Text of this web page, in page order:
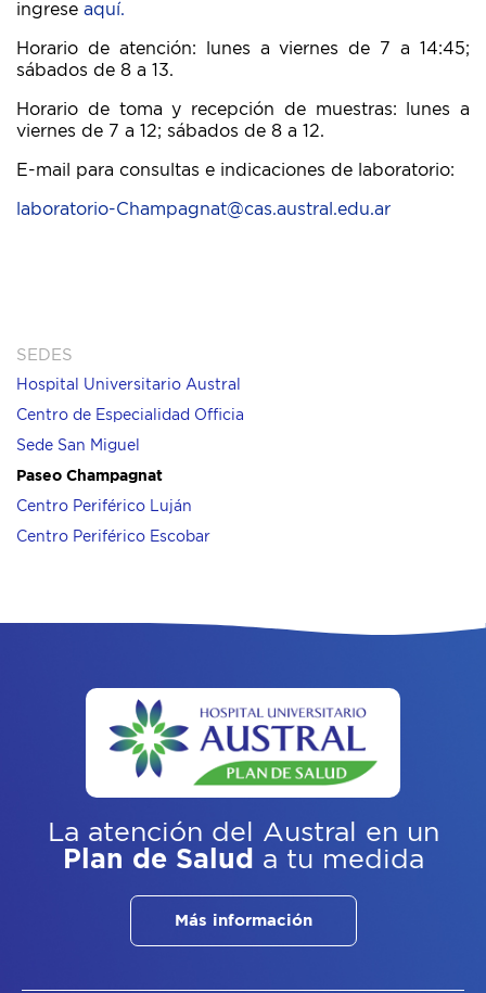
SEDES
Hospital Universitario Austral
Centro de Especialidad Officia
Sede San Miguel
Paseo Champagnat
Centro Periférico Luján
Centro Periférico Escobar
ingrese aquí.
Horario de atención: lunes a viernes de 7 a 14:45;
sábados de 8 a 13.
Horario de toma y recepción de muestras: lunes a
viernes de 7 a 12; sábados de 8 a 12.
E-mail para consultas e indicaciones de laboratorio:
laboratorio-Champagnat@cas.austral.edu.ar
La atención del Austral
en un
Plan de Salud a tu medida
Más información